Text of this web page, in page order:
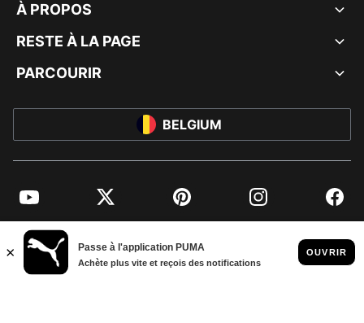
À PROPOS
RESTE À LA PAGE
PARCOURIR
BELGIUM
YouTube Twitter Pinterest Instagram
© PUMA EUROPE GMBH, 2026. TOUS DROITS RÉSERVÉS
MENTIONS ET DONNÉES LÉGALES